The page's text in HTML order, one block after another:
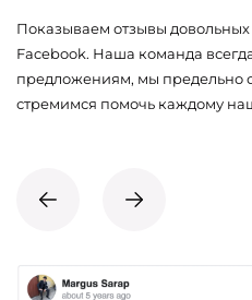
Показываем отзывы довольных
Facebook. Наша команда
предложениям, мы предельно
стремимся помочь каждому